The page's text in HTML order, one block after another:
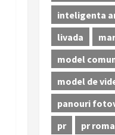
inteligenta
livada
model
model de
panouri
pr
pr